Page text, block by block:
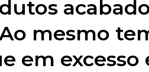
mesmo
em excesso